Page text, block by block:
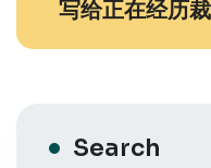
写给正在经历
Search